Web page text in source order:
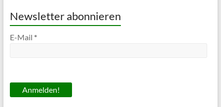
Newsletter abonnieren
E-Mail *